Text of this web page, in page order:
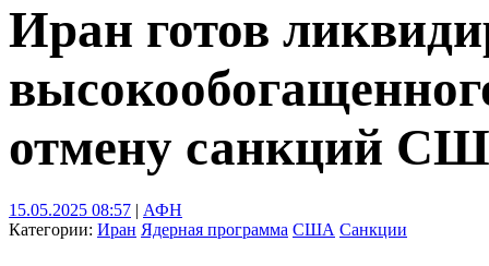
Иран готов
отмену санкций
15.05.2025 08:57 | АФН
Категории: Иран Ядерная программа США Санкции